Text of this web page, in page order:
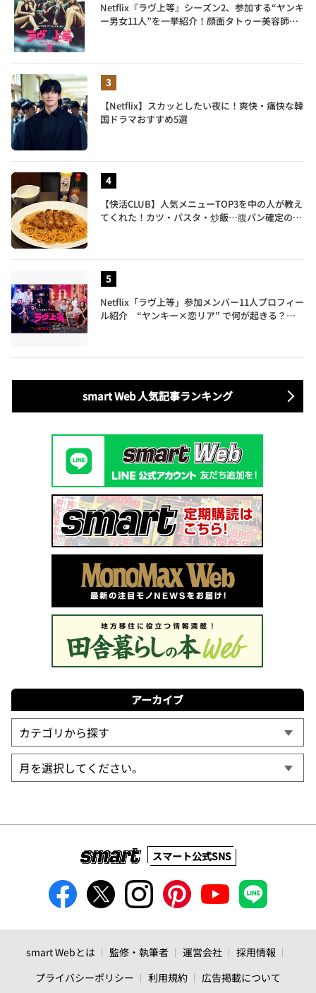
Netflix『ラヴ上等』シーズン2、参加する“ヤンキ
ー男女11人”を一挙紹介！顔面タトゥー美容師、
【Netflix】スカッとしたい夜に！爽快・痛快な韓
国ドラマおすすめ5選
【快活CLUB】人気メニューTOP3を中の人が教え
てくれた！カツ・パスタ・炒飯…腹パン確定のガ
Netflix「ラヴ上等」参加メンバー11人プロフィー
ル紹介 “ヤンキー×恋リア” で何が起きる？地
smart Web 人気記事ランキング
アーカイブ
スマート公式SNS
smart Webとは 監修・執筆者 運営会社
採用情報
プライバシーポリシー
利用規約 広告掲載について